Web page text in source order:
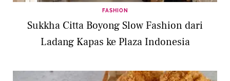
FASHION
Sukkha Citta Boyong Slow Fashion dari
Ladang Kapas ke Plaza Indonesia